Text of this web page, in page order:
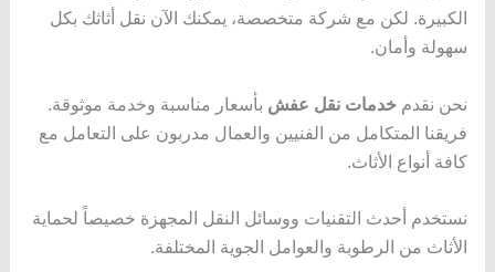
الكبيرة. لكن مع شركة متخصصة، يمكنك الآن نقل أثاثك بكل
سهولة وأمان.
نحن نقدم خدمات نقل عفش بأسعار مناسبة وخدمة موثوقة.
فريقنا المتكامل من الفنيين والعمال مدربون على التعامل مع
كافة أنواع الأثاث.
نستخدم أحدث التقنيات ووسائل النقل المجهزة خصيصاً لحماية
الأثاث من الرطوبة والعوامل الجوية المختلفة.